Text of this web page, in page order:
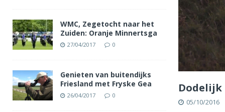
05/10/2016
WMC, Zegetocht naar het
Zuiden: Oranje Minnertsga
27/04/2017 0
Genieten van buitendijks
Friesland met Fryske Gea
26/04/2017 0